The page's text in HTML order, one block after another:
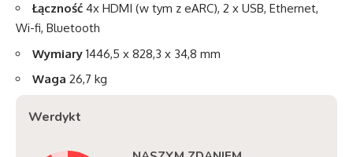
Łączność 4x HDMI (w tym z eARC), 2 x USB, Ethernet,
Wi-fi, Bluetooth
Wymiary 1446,5 x 828,3 x 34,8 mm
Waga 26,7 kg
Werdykt